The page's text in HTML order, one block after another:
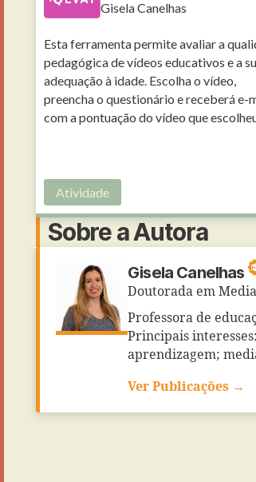
Gisela Canelhas
Esta ferramenta permite avaliar a
pedagógica de vídeos educativos e a
adequação à idade. Escolha o vídeo,
preencha o questionário e receberá e-mail
com a pontuação do vídeo que
Atividade
Sobre a Autora
Gisela Canelhas
Doutorada em Media
Professora de
Principais
aprendizagem;
Ver Publicações →